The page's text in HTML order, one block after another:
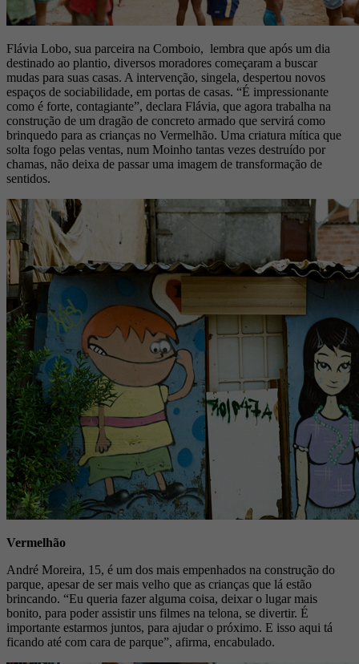
Flávia Lobo, sua parceira na Comboio, lembra que após um dia
destinado ao plantio, diversos moradores começaram a buscar
mudas para suas casas. A intervenção, singela, despertou novos
espaços de sociabilidade, em portas de casas. “É impressionante
como é forte, contagiante”, declara Flávia, que agora trabalha na
construção de um dragão de concreto armado que servirá como
brinquedo para as crianças no Vermelhão. Uma criatura mítica que
solta fogo pelas ventas, num Moinho tantas vezes destruído por
chamas, não deixa de passar uma imagem de transformação de
sentidos.
Vermelhão
André Moreira, 15, é um dos mais empenhados na construção do
parque, apesar de ser mais velho que as crianças que lá estão
brincando. “Eu queria fazer alguma coisa, deixar o lugar mais
bonito, para poder assistir uns filmes na telona, se divertir. É
importante estarmos juntos, para ajudar o próximo. E isso aqui tá
ficando até com cara de parque”, afirma, encabulado.